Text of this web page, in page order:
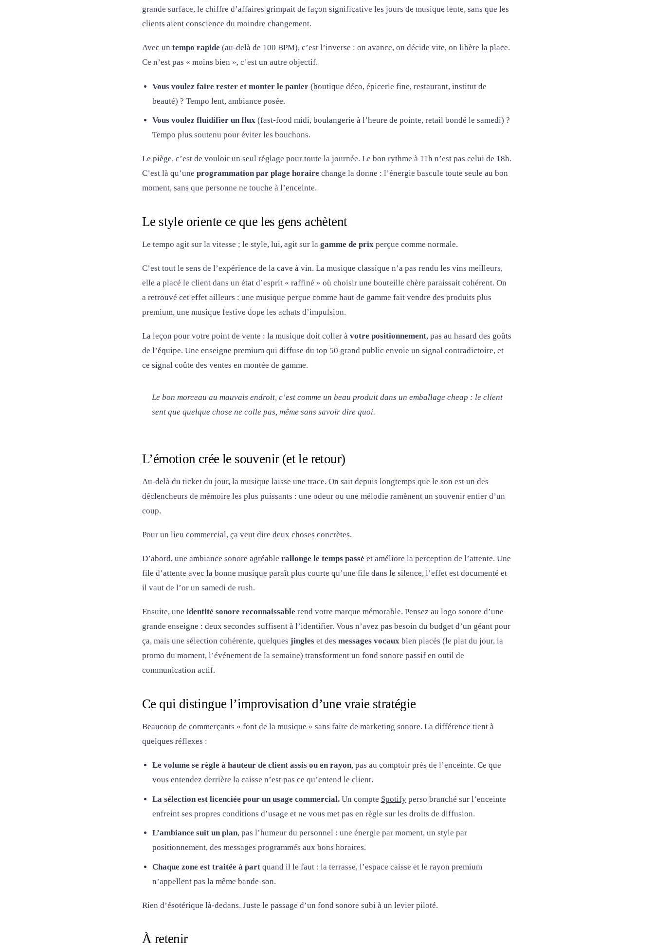
grande surface, le chiffre d’affaires grimpait de façon significative les jours de musique lente, sans que les
clients aient conscience du moindre changement.
Avec un tempo rapide (au-delà de 100 BPM), c’est l’inverse : on avance, on décide vite, on libère la place.
Ce n’est pas « moins bien », c’est un autre objectif.
Vous voulez faire rester et monter le panier(boutique déco, épicerie fine, restaurant, institut de
beauté) ? Tempo lent, ambiance posée.
Vous voulez fluidifier un flux(fast-food midi, boulangerie à l’heure de pointe, retail bondé le samedi) ?
Tempo plus soutenu pour éviter les bouchons.
Le piège, c’est de vouloir un seul réglage pour toute la journée. Le bon rythme à 11h n’est pas celui de 18h.
C’est là qu’une programmation par plage horaire change la donne : l’énergie bascule toute seule au bon
moment, sans que personne ne touche à l’enceinte.
Le style oriente ce que les gens achètent
Le tempo agit sur la vitesse ; le style, lui, agit sur la gamme de prix perçue comme normale.
C’est tout le sens de l’expérience de la cave à vin. La musique classique n’a pas rendu les vins meilleurs,
elle a placé le client dans un état d’esprit « raffiné » où choisir une bouteille chère paraissait cohérent. On
a retrouvé cet effet ailleurs : une musique perçue comme haut de gamme fait vendre des produits plus
premium, une musique festive dope les achats d’impulsion.
La leçon pour votre point de vente : la musique doit coller à votre positionnement, pas au hasard des goûts
de l’équipe. Une enseigne premium qui diffuse du top 50 grand public envoie un signal contradictoire, et
ce signal coûte des ventes en montée de gamme.
Le bon morceau au mauvais endroit, c’est comme un beau produit dans un emballage cheap : le client
sent que quelque chose ne colle pas, même sans savoir dire quoi.
L’émotion crée le souvenir (et le retour)
Au-delà du ticket du jour, la musique laisse une trace. On sait depuis longtemps que le son est un des
déclencheurs de mémoire les plus puissants : une odeur ou une mélodie ramènent un souvenir entier d’un
coup.
Pour un lieu commercial, ça veut dire deux choses concrètes.
D’abord, une ambiance sonore agréable rallonge le temps passé et améliore la perception de l’attente. Une
file d’attente avec la bonne musique paraît plus courte qu’une file dans le silence, l’effet est documenté et
il vaut de l’or un samedi de rush.
Ensuite, une identité sonore reconnaissable rend votre marque mémorable. Pensez au logo sonore d’une
grande enseigne : deux secondes suffisent à l’identifier. Vous n’avez pas besoin du budget d’un géant pour
ça, mais une sélection cohérente, quelques jingles et des messages vocaux bien placés (le plat du jour, la
promo du moment, l’événement de la semaine) transforment un fond sonore passif en outil de
communication actif.
Ce qui distingue l’improvisation d’une vraie stratégie
Beaucoup de commerçants « font de la musique » sans faire de marketing sonore. La différence tient à
quelques réflexes :
Le volume se règle à hauteur de client assis ou en rayon, pas au comptoir près de l’enceinte. Ce que
vous entendez derrière la caisse n’est pas ce qu’entend le client.
La sélection est licenciée pour un usage commercial.Un compte Spotifyperso branché sur l’enceinte
enfreint ses propres conditions d’usage et ne vous met pas en règle sur les droits de diffusion.
L’ambiance suit un plan, pas l’humeur du personnel : une énergie par moment, un style par
positionnement, des messages programmés aux bons horaires.
Chaque zone est traitée à partquand il le faut : la terrasse, l’espace caisse et le rayon premium
n’appellent pas la même bande-son.
Rien d’ésotérique là-dedans. Juste le passage d’un fond sonore subi à un levier piloté.
À retenir